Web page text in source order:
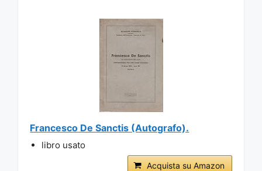
Francesco De Sanctis (Autografo).
libro usato
Acquista su Amazon